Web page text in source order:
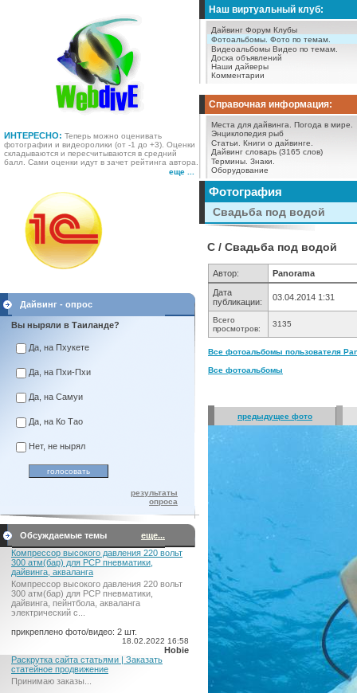
ИНТЕРЕСНО: Теперь можно оценивать
фотографии и видеоролики (от -1 до +3). Оценки
складываются и пересчитываются в средний
балл. Сами оценки идут в зачет рейтинга автора.
еще ...
Наш виртуальный клуб:
Дайвинг Форум Клубы
Фотоальбомы. Фото по темам.
Видеоальбомы Видео по темам.
Доска объявлений
Наши дайверы
Комментарии
Справочная информация:
Места для дайвинга.
Погода в мире.
Энциклопедия рыб
Статьи.
Книги о дайвинге.
Дайвинг словарь (3165 слов)
Термины. Знаки.
Оборудование
Дайвинг - опрос
Вы ныряли в Таиланде?
Да, на Пхукете
Да, на Пхи-Пхи
Да, на Самуи
Да, на Ко Тао
Нет, не нырял
результаты
опроса
Обсуждаемые темы
еще...
Компрессор высокого давления 220 вольт
300 атм(бар) для PCP пневматики,
дайвинга, акваланга
Компрессор высокого давления 220 вольт
300 атм(бар) для PCP пневматики,
дайвинга, пейнтбола, акваланга
электрический c...
прикреплено фото/видео: 2 шт.
18.02.2022 16:58
Hobie
Раскрутка сайта статьями | Заказать
статейное продвижение
Принимаю заказы...
Фотография
Свадьба под водой
С / Свадьба под водой
Автор:
Panorama
Дата
публикации:
03.04.2014 1:31
Всего
просмотров:
3135
Все фотоальбомы пользователя
Все фотоальбомы
предыдущее фото